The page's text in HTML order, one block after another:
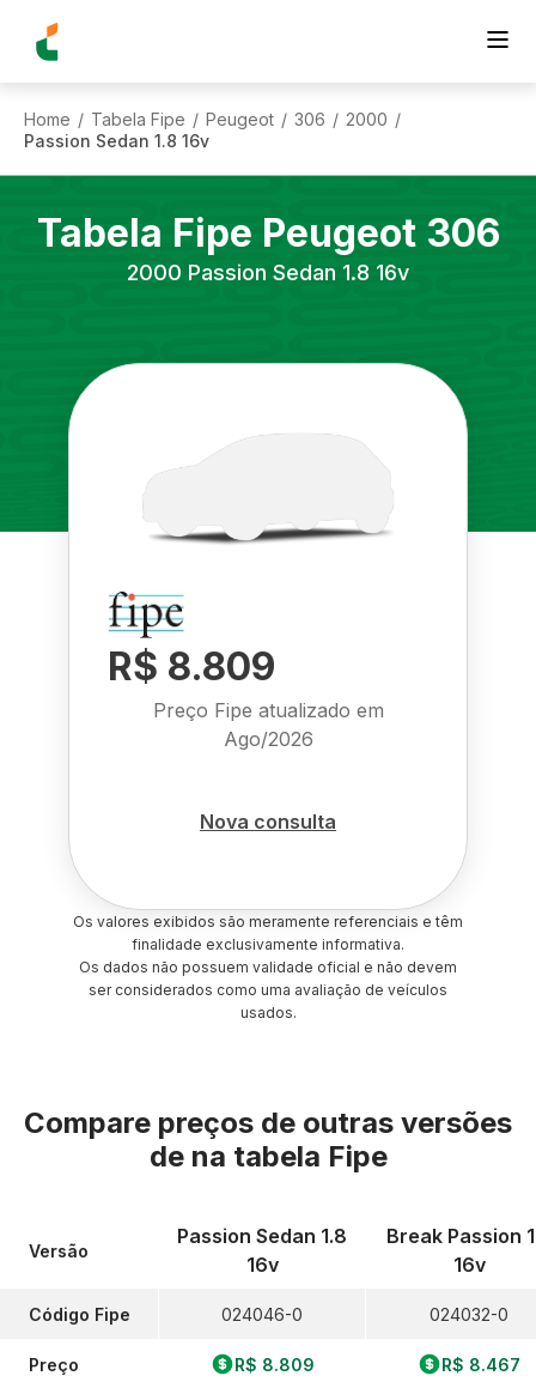
Home / Tabela Fipe / Peugeot / 306 / 2000 /
Passion Sedan 1.8 16v
Tabela Fipe Peugeot 306
2000 Passion Sedan 1.8 16v
R$ 8.809
Preço Fipe atualizado em
Ago/2026
Nova consulta
Os valores exibidos são meramente referenciais e têm
finalidade exclusivamente informativa.
Os dados não possuem validade oficial e não devem
ser considerados como uma avaliação de veículos
usados.
Compare preços de outras versões
de na tabela Fipe
Versão
Código Fipe
Preço
Passion Sedan 1.8
16v
024046-0
R$ 8.809
Break Passion
16v
024032-0
R$ 8.467